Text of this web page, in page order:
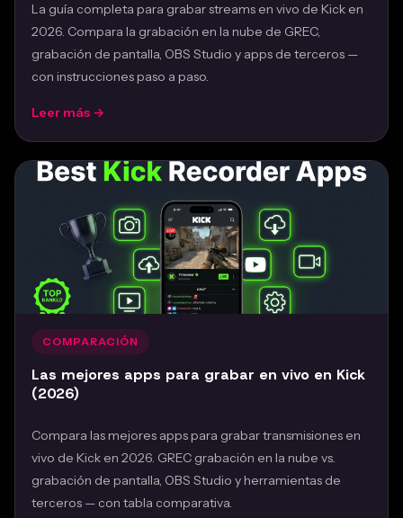
La guía completa para grabar streams en vivo de Kick en
2026. Compara la grabación en la nube de GREC,
grabación de pantalla, OBS Studio y apps de terceros —
con instrucciones paso a paso.
Feb 24, 2026
Leer más →
COMPARACIÓN
Las mejores apps para grabar en vivo en Kick
(2026)
Compara las mejores apps para grabar transmisiones en
vivo de Kick en 2026. GREC grabación en la nube vs.
grabación de pantalla, OBS Studio y herramientas de
terceros — con tabla comparativa.